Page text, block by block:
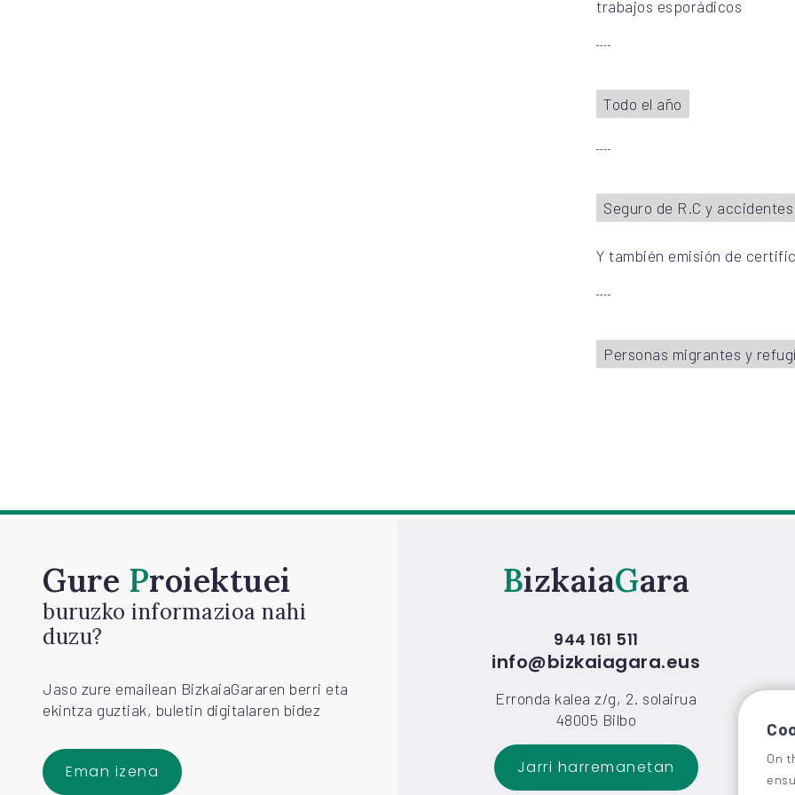
trabajos esporádicos
Todo el año
Seguro de R.C y accidentes
Y también emisión de
Personas migrantes y
Gure Proiektuei
buruzko informazioa nahi
duzu?
Jaso zure emailean BizkaiaGararen berri eta
ekintza guztiak, buletin digitalaren bidez
Eman izena
Bizkaia Gara
944 161 511
info@bizkaiagara.eus
Erronda kalea z/g, 2. solairua
48005 Bilbo
Jarri harremanetan
On